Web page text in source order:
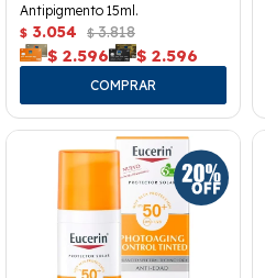
Antipigmento 15ml.
$ 3.054 $ 3.818
$ 2.596 $ 2.596